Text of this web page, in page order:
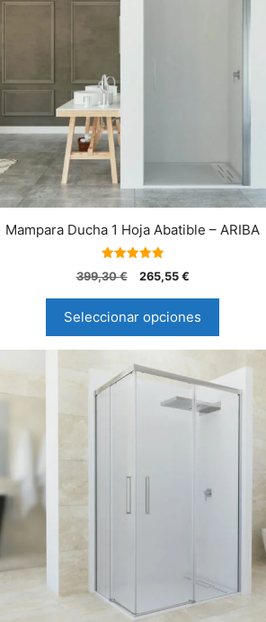
Mampara Ducha 1 Hoja Abatible – ARIBA
5.00
de 5
399,30€ 265,55 €
Seleccionar opciones